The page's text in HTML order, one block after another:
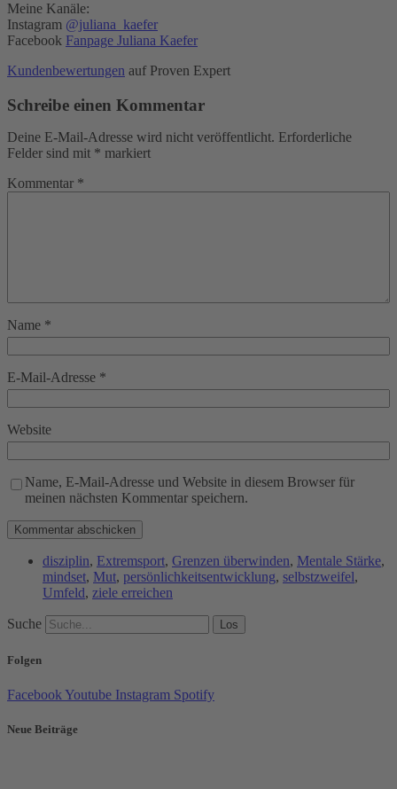
Meine Kanäle:
Instagram @juliana_kaefer
Facebook Fanpage Juliana Kaefer
Kundenbewertungen auf Proven Expert
Schreibe einen Kommentar
Deine E-Mail-Adresse wird nicht veröffentlicht. Erforderliche
Felder sind mit * markiert
Kommentar *
Name *
E-Mail-Adresse *
Website
Name, E-Mail-Adresse und Website in diesem Browser für
meinen nächsten Kommentar speichern.
disziplin, Extremsport, Grenzen überwinden, Mentale Stärke,
mindset, Mut, persönlichkeitsentwicklung, selbstzweifel,
Umfeld, ziele erreichen
Suche Los
Folgen
Facebook Youtube Instagram Spotify
Neue Beiträge